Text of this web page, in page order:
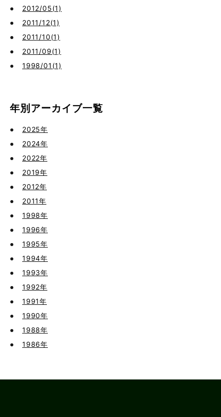
2012/05(1)
2011/12(1)
2011/10(1)
2011/09(1)
1998/01(1)
年別アーカイブ一覧
2025年
2024年
2022年
2019年
2012年
2011年
1998年
1996年
1995年
1994年
1993年
1992年
1991年
1990年
1988年
1986年